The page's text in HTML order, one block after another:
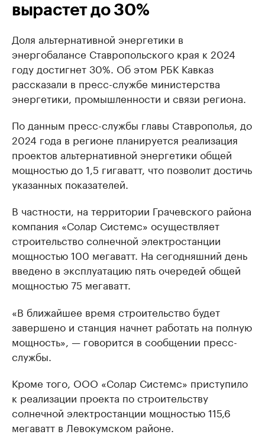
вырастет до 30%
Доля альтернативной энергетики в
энергобалансе Ставропольского края к 2024
году достигнет 30%. Об этом РБК Кавказ
рассказали в пресс-службе министерства
энергетики, промышленности и связи региона.
По данным пресс-службы главы Ставрополья, до
2024 года в регионе планируется реализация
проектов альтернативной энергетики общей
мощностью до 1,5 гигаватт, что позволит достичь
указанных показателей.
В частности, на территории Грачевского района
компания «Солар Системс» осуществляет
строительство солнечной электростанции
мощностью 100 мегаватт. На сегодняшний день
введено в эксплуатацию пять очередей общей
мощностью 75 мегаватт.
«В ближайшее время строительство будет
завершено и станция начнет работать на полную
мощность», — говорится в сообщении пресс-
службы.
Кроме того, ООО «Солар Системс» приступило
к реализации проекта по строительству
солнечной электростанции мощностью 115,6
мегаватт в Левокумском районе.